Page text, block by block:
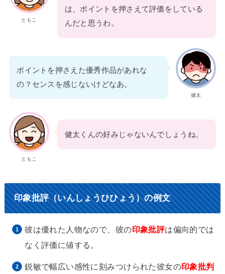
ともこ
は、ポイントを押さえて評価をしている
んだと思うわ。
健太
ポイントを押さえた優秀作品があれな
の？センスを感じないけどなあ。
ともこ
健太くんの好みじゃないんでしょうね。
印象批評（いんしょうひひょう）の例文
彼は優れた人物なので、彼の印象批評は偏向的では
なく評価に値する。
鋭敏で幅広い感性に刻みつけられた彼女の印象批判